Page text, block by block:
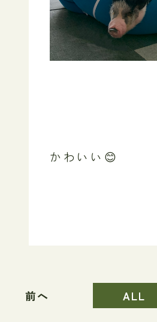
かわいい😊
前へ ALL